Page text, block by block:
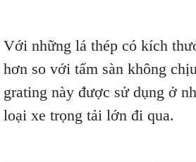
Với những lá thép có kích
hơn so với tấm sàn không
grating này được sử dụng ở
loại xe trọng tải lớn đi qua.